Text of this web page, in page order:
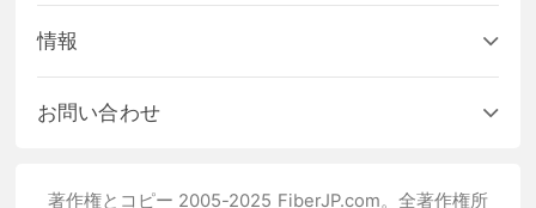
情報
お問い合わせ
著作権とコピー 2005-2025 FiberJP.com。全著作権所